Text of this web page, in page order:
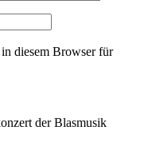
diesem Browser für